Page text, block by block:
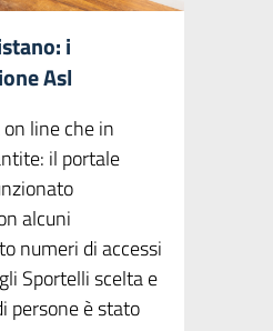
i
Asl
line che in
il portale
alcuni
numeri di accessi
Sportelli scelta e
persone è stato